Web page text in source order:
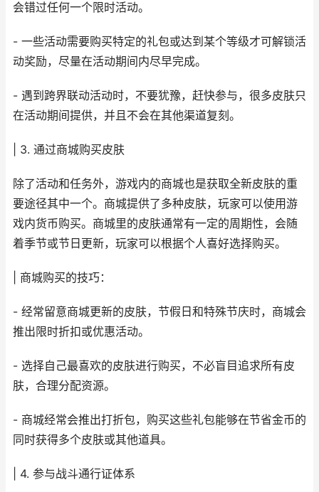
会错过任何一个限时活动。
- 一些活动需要购买特定的礼包或达到某个等级才可解锁活
动奖励，尽量在活动期间内尽早完成。
- 遇到跨界联动活动时，不要犹豫，赶快参与，很多皮肤只
在活动期间提供，并且不会在其他渠道复刻。
| 3. 通过商城购买皮肤
除了活动和任务外，游戏内的商城也是获取全新皮肤的重
要途径其中一个。商城提供了多种皮肤，玩家可以使用游
戏内货币购买。商城里的皮肤通常有一定的周期性，会随
着季节或节日更新，玩家可以根据个人喜好选择购买。
| 商城购买的技巧：
- 经常留意商城更新的皮肤，节假日和特殊节庆时，商城会
推出限时折扣或优惠活动。
- 选择自己最喜欢的皮肤进行购买，不必盲目追求所有皮
肤，合理分配资源。
- 商城经常会推出打折包，购买这些礼包能够在节省金币的
同时获得多个皮肤或其他道具。
| 4. 参与战斗通行证体系